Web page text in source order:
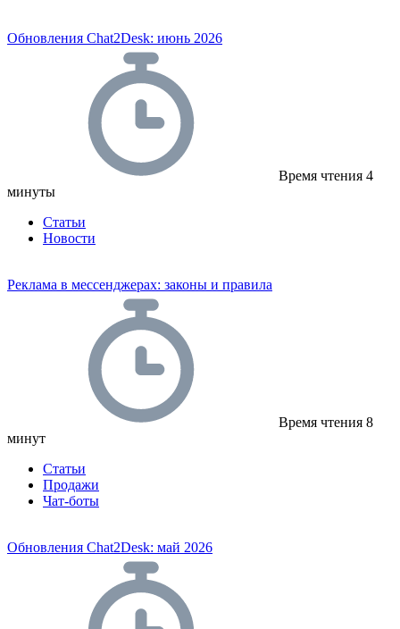
Обновления Chat2Desk: июнь 2026
Время чтения 4
минуты
Статьи
Новости
Реклама в мессенджерах: законы и правила
Время чтения 8
минут
Статьи
Продажи
Чат-боты
Обновления Chat2Desk: май 2026